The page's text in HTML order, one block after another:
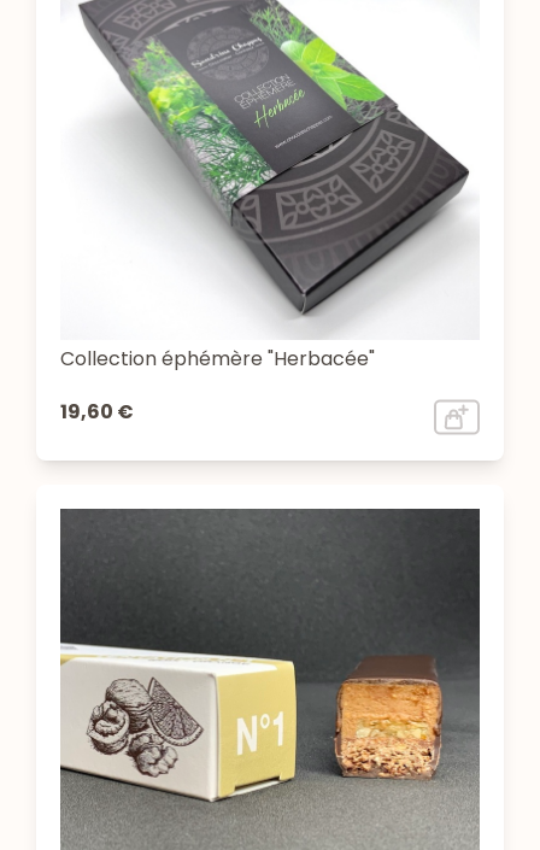
Collection éphémère "Herbacée"
19,60 €